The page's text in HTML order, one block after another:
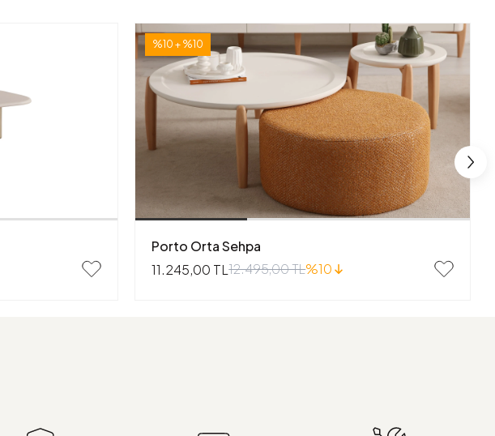
%10 + %10
Porto Orta Sehpa
11.245,00 TL12.495,00 TL%10